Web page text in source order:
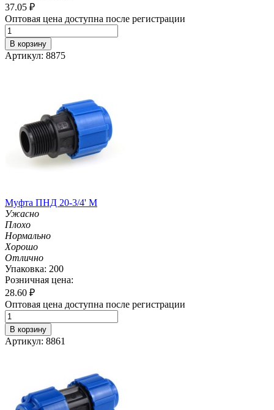
37.05 ₽
Оптовая цена доступна после регистрации
В корзину
Артикул: 8875
Муфта ПНД 20-3/4' M
Ужасно
Плохо
Нормально
Хорошо
Отлично
Упаковка: 200
Розничная цена:
28.60 ₽
Оптовая цена доступна после регистрации
В корзину
Артикул: 8861